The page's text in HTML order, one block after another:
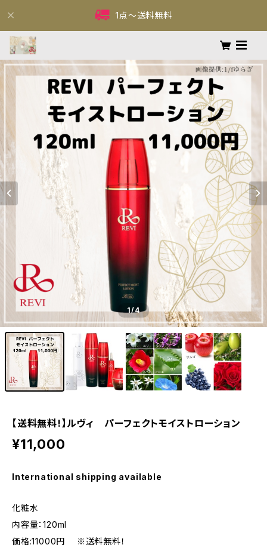
1点〜送料無料
1/4
【送料無料!】ルヴィ パーフェクトモイストローション
¥11,000
International shipping available
化粧水
内容量：120ml
価格:11000円 ※送料無料！